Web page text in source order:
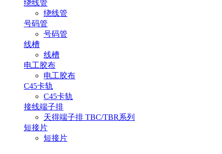
绕线管
绕线管
号码管
号码管
线槽
线槽
电工胶布
电工胶布
C45卡轨
C45卡轨
接线端子排
天得端子排 TBC/TBR系列
短接片
短接片